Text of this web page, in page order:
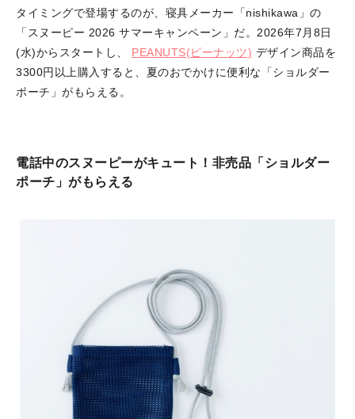
タイミングで登場するのが、寝具メーカー「nishikawa」の
「スヌーピー 2026 サマーキャンペーン」だ。2026年7月8日
(水)からスタートし、 PEANUTS(ピーナッツ) デザイン商品を
3300円以上購入すると、夏のおでかけに便利な「ショルダー
ポーチ」がもらえる。
電話中のスヌーピーがキュート！非売品「ショルダー
ポーチ」がもらえる